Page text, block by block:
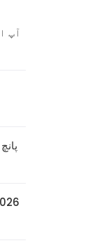
آپ